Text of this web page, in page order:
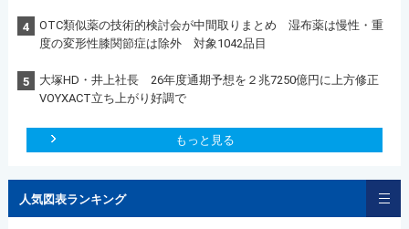
4
OTC類似薬の技術的検討会が中間取りまとめ 湿布薬は慢性・重
度の変形性膝関節症は除外 対象1042品目
5
大塚HD・井上社長 26年度通期予想を２兆7250億円に上方修正
VOYXACT立ち上がり好調で
もっと見る
人気図表ランキング